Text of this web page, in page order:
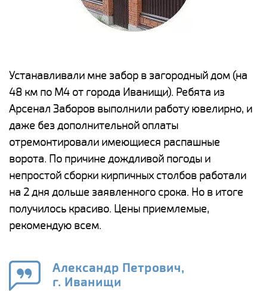
Устанавливали мне забор в загородный дом (на
48 км по М4 от города Иванищи). Ребята из
Арсенал Заборов выполнили работу ювелирно, и
даже без дополнительной оплаты
отремонтировали имеющиеся распашные
ворота. По причине дождливой погоды и
непростой сборки кирпичных столбов работали
на 2 дня дольше заявленного срока. Но в итоге
получилось красиво. Цены приемлемые,
рекомендую всем.
Александр Петрович,
г. Иванищи